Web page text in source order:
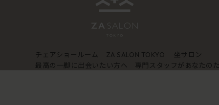
チェアショールーム ZA SALON TOKYO
坐サロン
最高の一脚に出会いたい方へ 専門スタッフがあなたの